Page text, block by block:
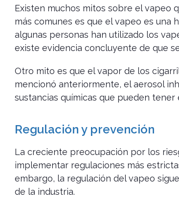
Existen muchos mitos sobre el vapeo
más comunes es que el vapeo es una
algunas personas han utilizado los
existe evidencia concluyente de que
Otro mito es que el vapor de los
mencionó anteriormente, el aerosol
sustancias químicas que pueden
Regulación y prevención
La creciente preocupación por los
implementar regulaciones más
embargo, la regulación del vapeo
de la industria.